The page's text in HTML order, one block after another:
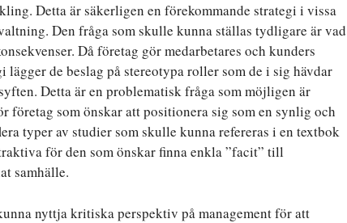
Detta är säkerligen en förekommande strategi i vissa
Den fråga som skulle kunna ställas tydligare är vad
Då företag gör medarbetares och kunders
de beslag på stereotypa roller som de i sig hävdar
Detta är en problematisk fråga som möjligen är
företag som önskar att positionera sig som en synlig och
typer av studier som skulle kunna refereras i en textbok
för den som önskar finna enkla ”facit” till
samhälle.
nyttja kritiska perspektiv på management för att